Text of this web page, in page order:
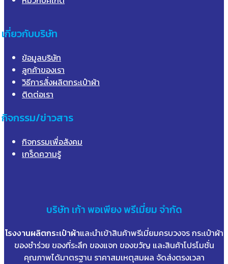
เกี่ยวกับบริษัท
ข้อมูลบริษัท
ลูกค้าของเรา
วิธีการสั่งผลิตกระเป๋าผ้า
ติดต่อเรา
กิจกรรม/ข่าวสาร
กิจกรรมเพื่อสังคม
เกร็ดความรู้
บริษัท เก้าพอเพียง พรีเมี่ยม จำกัด
โรงงานผลิตกระเป๋าผ้าและนำเข้าสินค้าพรีเมี่ยมครบวงจร กระเป๋าผ้า
ของชำร่วย ของที่ระลึก ของแจก ของขวัญ และสินค้าโปรโมชั่น
คุณภาพได้มาตรฐาน ราคาสมเหตุสมผล จัดส่งตรงเวลา